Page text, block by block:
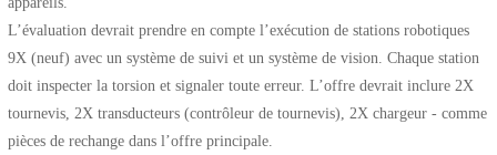
L’évaluation devrait prendre en compte l’exécution de stations robotiques
9X (neuf) avec un système de suivi et un système de vision. Chaque station
doit inspecter la torsion et signaler toute erreur. L’offre devrait inclure 2X
tournevis, 2X transducteurs (contrôleur de tournevis), 2X chargeur - comme
pièces de rechange dans l’offre principale.